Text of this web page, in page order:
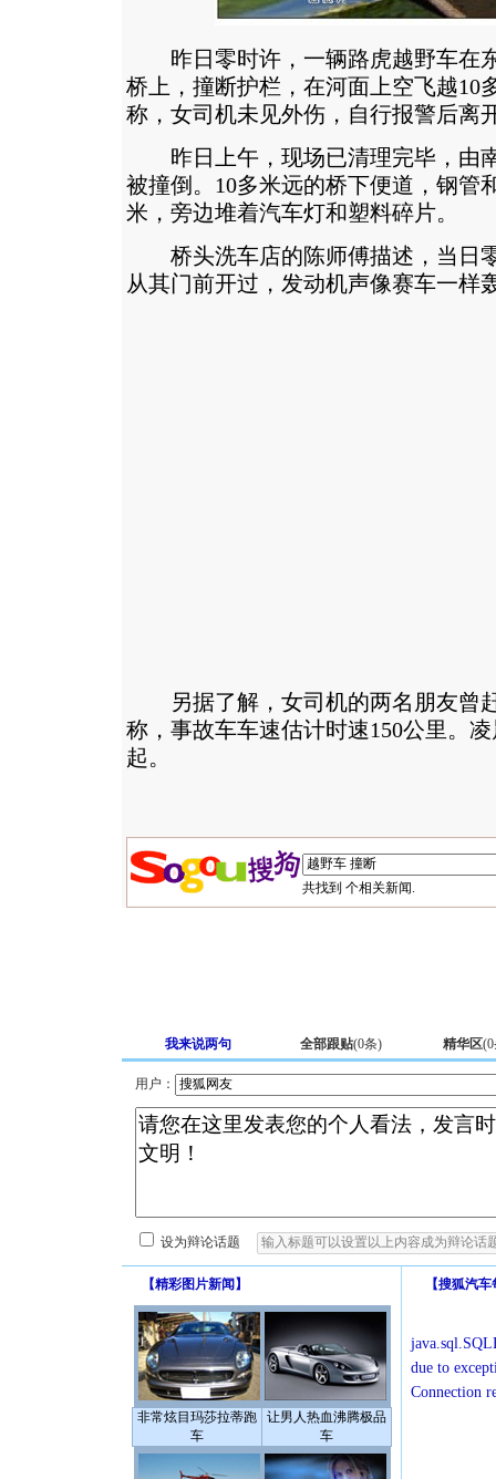
昨日零时许，一辆路虎越野车在
桥上，撞断护栏，在河面上空飞越10
称，女司机未见外伤，自行报警后离
昨日上午，现场已清理完毕，由
被撞倒。10多米远的桥下便道，钢管
米，旁边堆着汽车灯和塑料碎片。
桥头洗车店的陈师傅描述，当日
从其门前开过，发动机声像赛车一样
另据了解，女司机的两名朋友曾
称，事故车车速估计时速150公里。
起。
共找到 个相关新闻.
我来说两句 全部跟贴(0条) 精华区(0
用户：
设为辩论话题
【精彩图片新闻 】
非常炫目玛莎拉蒂跑
车
让男人热血沸腾极品
车
【搜狐汽车
due to
Connection